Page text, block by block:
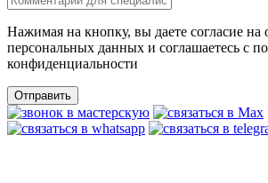
Нажимая на кнопку, вы даете согласие на
персональных данных и соглашаетесь c
конфиденциальности
Отправить